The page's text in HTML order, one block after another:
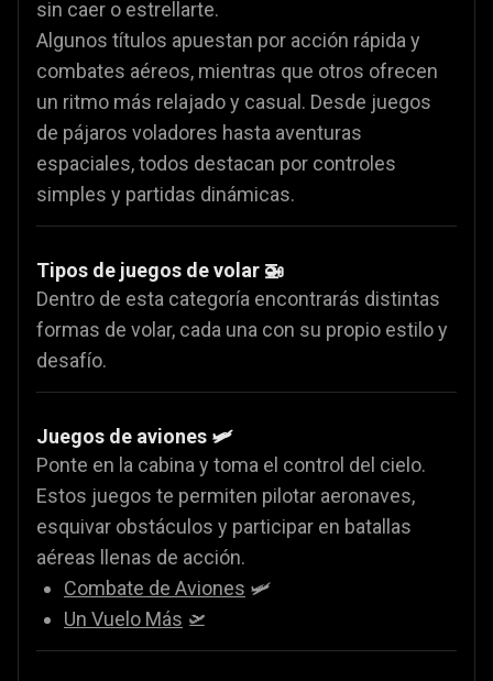
sin caer o estrellarte.
Algunos títulos apuestan por acción rápida y
combates aéreos, mientras que otros ofrecen
un ritmo más relajado y casual. Desde juegos
de pájaros voladores hasta aventuras
espaciales, todos destacan por controles
simples y partidas dinámicas.
Tipos de juegos de volar 🚁
Dentro de esta categoría encontrarás distintas
formas de volar, cada una con su propio estilo y
desafío.
Juegos de aviones 🛩️
Ponte en la cabina y toma el control del cielo.
Estos juegos te permiten pilotar aeronaves,
esquivar obstáculos y participar en batallas
aéreas llenas de acción.
Combate de Aviones 🛩️
Un Vuelo Más 🛫